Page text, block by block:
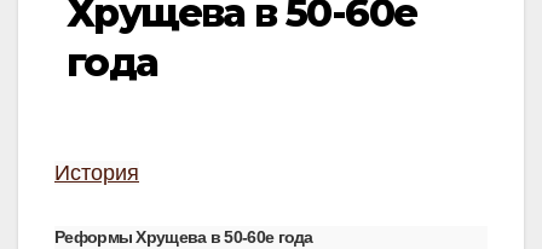
Хрущева в 50-60е
года
История
Реформы Хрущева в 50-60е года